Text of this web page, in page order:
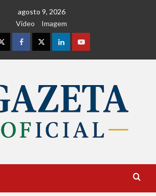
agosto 9, 2026
Vídeo
Imagem
InstagramFacebookTwitterLinkedinYoutube